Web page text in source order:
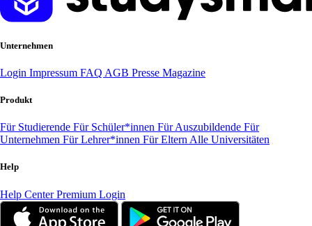
Unternehmen
Login Impressum FAQ AGB Presse Magazine
Produkt
Für Studierende Für Schüler*innen Für Auszubildende Für
Unternehmen Für Lehrer*innen Für Eltern Alle Universitäten
Help
Help CenterPremium Login